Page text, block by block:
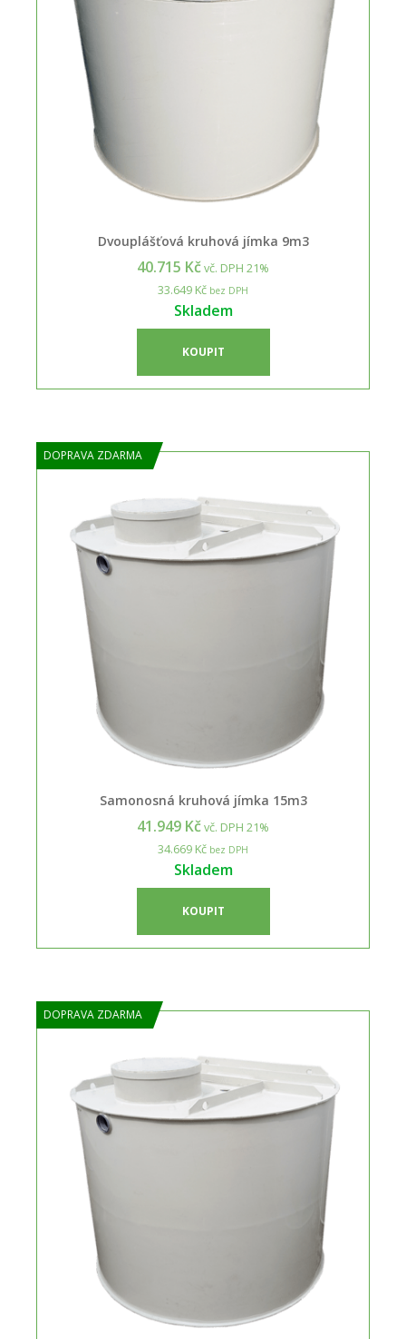
Dvouplášťová kruhová jímka 9m3
40.715 Kčvč. DPH 21%
33.649 Kč bez DPH
Skladem
KOUPIT
DOPRAVA ZDARMA
Samonosná kruhová jímka 15m3
41.949 Kčvč. DPH 21%
34.669 Kč bez DPH
Skladem
KOUPIT
DOPRAVA ZDARMA